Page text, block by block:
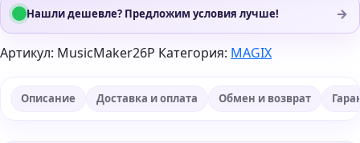
Нашли дешевле? Предложим условия лучше! →
Артикул: MusicMaker26P Категория: MAGIX
Описание Доставка и оплата Обмен и возврат